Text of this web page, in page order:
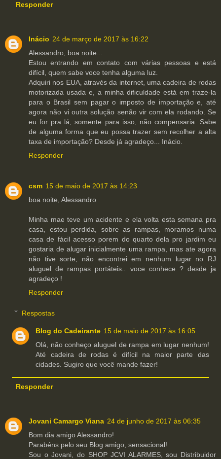
Responder
Inácio 24 de março de 2017 às 16:22
Alessandro, boa noite...
Estou entrando em contato com várias pessoas e está
difícil, quem sabe voce tenha alguma luz.
Adquiri nos EUA, através da internet, uma cadeira de rodas
motorizada usada e, a minha dificuldade está em traze-la
para o Brasil sem pagar o imposto de importação e, até
agora não vi outra solução senão vir com ela rodando. Se
eu for pra lá, somente para isso, não compensaria. Sabe
de alguma forma que eu possa trazer sem recolher a alta
taxa de importação? Desde já agradeço... Inácio.
Responder
csm 15 de maio de 2017 às 14:23
boa noite, Alessandro
Minha mae teve um acidente e ela volta esta semana pra
casa, estou perdida, sobre as rampas, moramos numa
casa de fácil acesso porem do quarto dela pro jardim eu
gostaria de alugar inicialmente uma rampa, mas ate agora
não tive sorte, não encontrei em nenhum lugar no RJ
aluguel de rampas portáteis.. voce conhece ? desde ja
agradeço !
Responder
Respostas
Blog do Cadeirante 15 de maio de 2017 às 16:05
Olá, não conheço aluguel de rampa em lugar nenhum!
Até cadeira de rodas é difícil na maior parte das
cidades. Sugiro que você mande fazer!
Responder
Jovani Camargo Viana 24 de junho de 2017 às 06:35
Bom dia amigo Alessandro!
Parabéns pelo seu Blog amigo, sensacional!
Sou o Jovani, do SHOP JCVI ALARMES, sou Distribuidor